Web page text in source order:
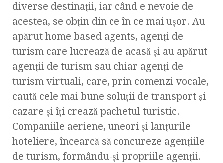
diverse destinaţii, iar când e nevoie de
acestea, se obţin din ce în ce mai uşor. Au
apărut home based agents, agenţi de
turism care lucrează de acasă şi au apărut
agenţii de turism sau chiar agenţi de
turism virtuali, care, prin comenzi vocale,
caută cele mai bune soluţii de transport şi
cazare şi îţi crează pachetul turistic.
Companiile aeriene, uneori şi lanţurile
hoteliere, încearcă să concureze agenţiile
de turism, formându-şi propriile agenţii.